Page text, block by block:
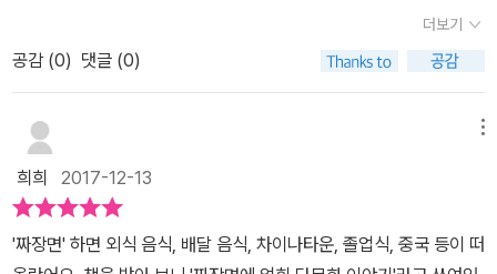
좋아했고, 한국에서 태어난 동생도 무척 좋아했대요아이가 책을 보다
가 첨면장 이라고 하니 그게 뭐냐고 묻더라고요사실 저도 춘장은 들
어보았는데 첨면장은 처음 들어봐서 바로 찾아보았어요첨면장은 첨
장이라고도 하고, 단맛이 나는 중국 된장인 춘장이라고 했어요원래
하네요자지앙미엔이 짜장면이 된것과 처럼 춘장도 첨장에서 비롯된
말이였네요아이들이 커가자, 아꿍 엄마는 장사를 시작했는데중국에
서 배가 들어오는 날이면 부둣가에 나가 자지앙미엔을 파는 장사였어
짜장면에는 많은 추억이 담겼기 때문이다. 내가 좋아하는 중화음식점
은 화교가 하는 곳인데 나는 그곳을 친구들에게 소개할때 짜장면 말
고 다른 요리를 먹으라고 추천한다. 우리 입맛에 맞는 달달한 짜장면
은 역시 한국공장표 춘장에서 나오는 모양이다. 남포동에 있는 큰 차
이나타운에 가면 화교들이 하는 가게가 있다. 이 책을 읽고 아이들이
중국과 화교에 대해 관심을 가질때, 차이나타운의 축제를 체험하며
마음의 거리를 가깝게 만들면 좋겠다는 생각이 들었다. 책의 시작과
마지막에 웹툰형식의 만화가 그려져 있어 아이들이 더욱 재미있어 할
더보기
공감 (0) 댓글 (0)
희희 2017-12-13
'짜장면' 하면 외식 음식, 배달 음식, 차이나타운, 졸업식, 중국 등이 떠